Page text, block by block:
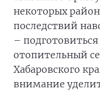
некоторых
последствий
–
отопительный
Хабаровского
внимание